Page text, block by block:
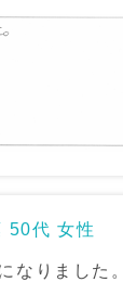
50代 女性
なりました。